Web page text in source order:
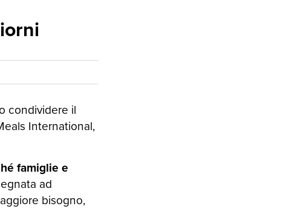
condividere il
International,
famiglie e
ad
bisogno,